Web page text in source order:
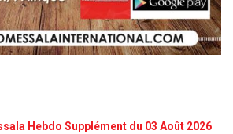
Hebdo Supplément du 03 Août 2026